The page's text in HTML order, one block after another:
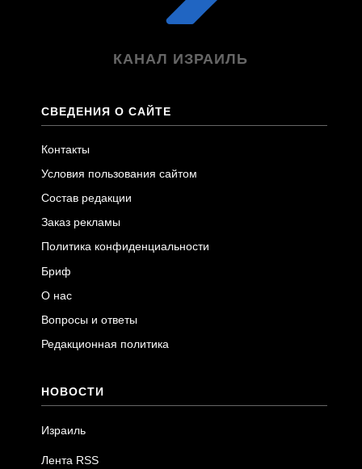
КАНАЛ ИЗРАИЛЬ
СВЕДЕНИЯ О САЙТЕ
Контакты
Условия пользования сайтом
Состав редакции
Заказ рекламы
Политика конфиденциальности
Бриф
О нас
Вопросы и ответы
Редакционная политика
НОВОСТИ
Израиль
Лента RSS